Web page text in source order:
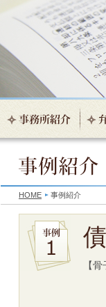
HOME 事例紹介
【